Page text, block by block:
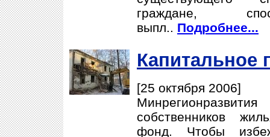
граждане,
выпл.. Подробнее...
Капитальное
[25 октября 2006]
собственников
фонд. Чтобы